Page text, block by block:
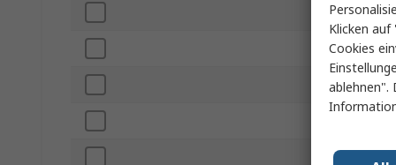
Klicken
Cookies
ablehnen".